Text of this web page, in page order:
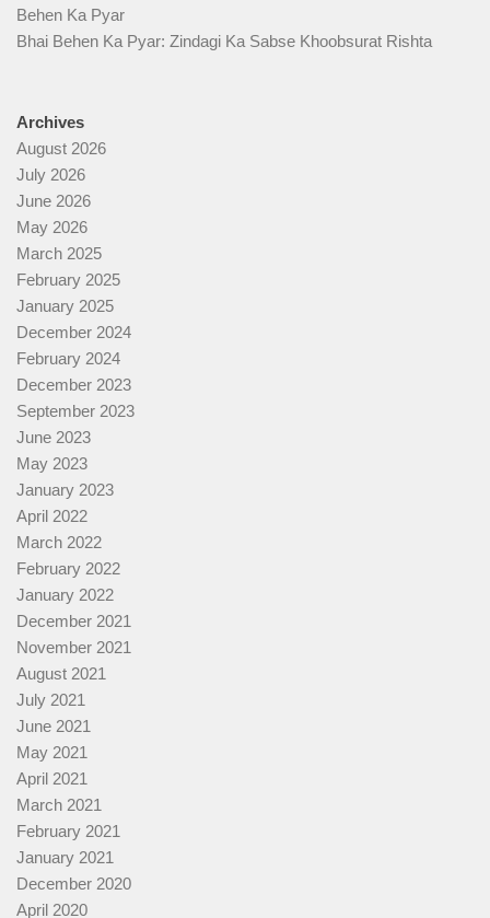
Behen Ka Pyar
Bhai Behen Ka Pyar: Zindagi Ka Sabse Khoobsurat Rishta
Archives
August 2026
July 2026
June 2026
May 2026
March 2025
February 2025
January 2025
December 2024
February 2024
December 2023
September 2023
June 2023
May 2023
January 2023
April 2022
March 2022
February 2022
January 2022
December 2021
November 2021
August 2021
July 2021
June 2021
May 2021
April 2021
March 2021
February 2021
January 2021
December 2020
April 2020